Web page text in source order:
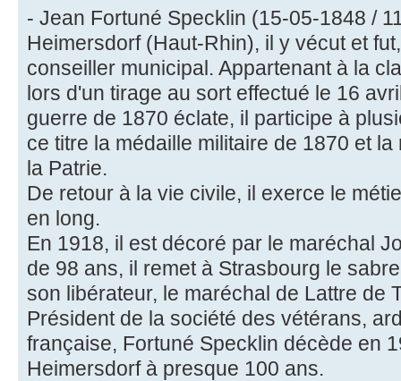
- Jean Fortuné Specklin (15-05-1848 /
Heimersdorf (Haut-Rhin), il y vécut et
conseiller municipal. Appartenant à la
lors d'un tirage au sort effectué le 16
guerre de 1870 éclate, il participe à
ce titre la médaille militaire de 1870 et
la Patrie.
De retour à la vie civile, il exerce le
en long.
En 1918, il est décoré par le maréchal
de 98 ans, il remet à Strasbourg le
son libérateur, le maréchal de Lattre de
Président de la société des vétérans,
française, Fortuné Specklin décède en
Heimersdorf à presque 100 ans.